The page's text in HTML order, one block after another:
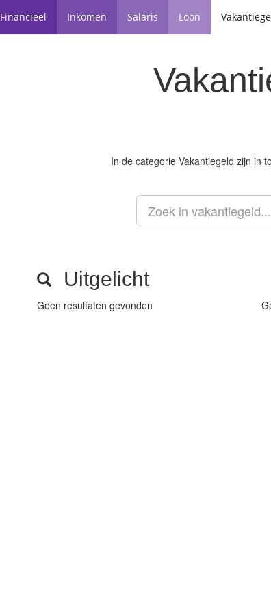
Financieel Inkomen Salaris Loon
In de categorie Vakantiegeld zijn in
Uitgelicht
Geen resultaten gevonden